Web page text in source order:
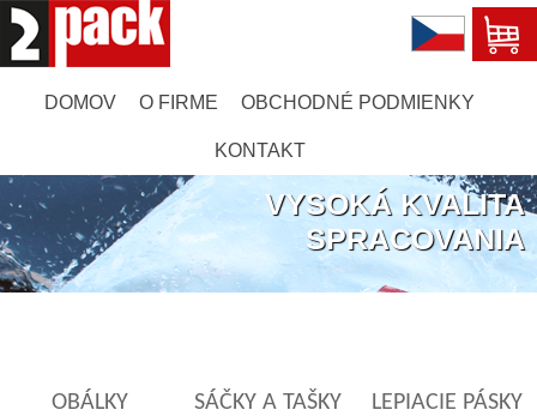
DOMOV O FIRME OBCHODNÉ PODMIENKY
KONTAKT
VYSOKÁ KVALITA
SPRACOVANIA
OBÁLKY SÁČKY A TAŠKY LEPIACIE PÁSKY